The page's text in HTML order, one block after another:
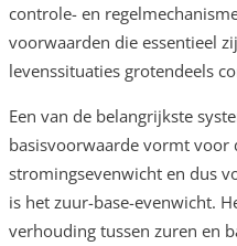
controle- en
voorwaarden die essentieel
levenssituaties grotendeels
Een van de belangrijkste
basisvoorwaarde vormt voor
stromingsevenwicht en dus
is het zuur-base-evenwicht.
verhouding tussen zuren en